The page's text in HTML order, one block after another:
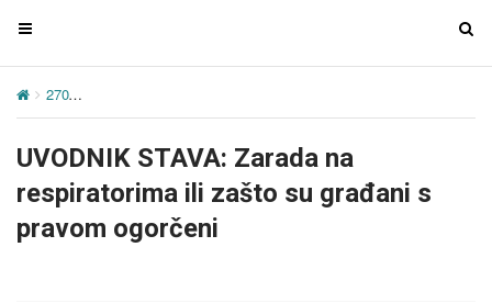
T
g
e
n
v
T
270
UVODNIK STAVA: Zarada na
respiratorima ili zašto su građani s
pravom ogorčeni